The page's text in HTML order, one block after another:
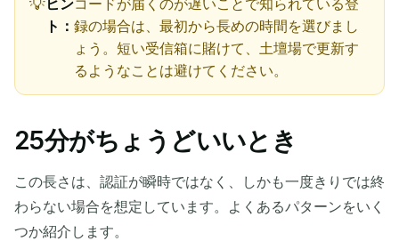
ヒン
ト：
コードが届くのが遅いことで知られている登
録の場合は、最初から長めの時間を選びまし
ょう。短い受信箱に賭けて、土壇場で更新す
るようなことは避けてください。
25分がちょうどいいとき
この長さは、認証が瞬時ではなく、しかも一度きりでは終
わらない場合を想定しています。よくあるパターンをいく
つか紹介します。